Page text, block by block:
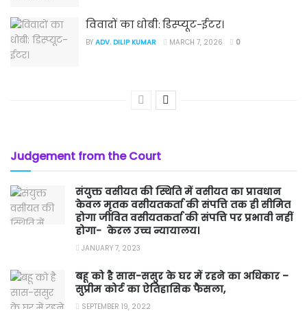
विवादों का धोबी: डिस्प्यूट-ईटर।
BY ADV. DILIP KUMAR MARCH 7, 2026 0
Judgement from the Court
संयुक्त वसीयत की स्थिति में वसीयत का प्रावधान
केवल मृतक वसीयतकर्ता की संपत्ति तक ही सीमित
होगा जीवित वसीयतकर्ता की संपत्ति पर प्रभावी नहीं
होगा- केरल उच्च न्यायालय।
JANUARY 7, 2023
बहू को है सास-ससुर के घर में रहने का अधिकार –
सुप्रीम कोर्ट का ऐतिहासिक फैसला,
SEPTEMBER 19, 2022